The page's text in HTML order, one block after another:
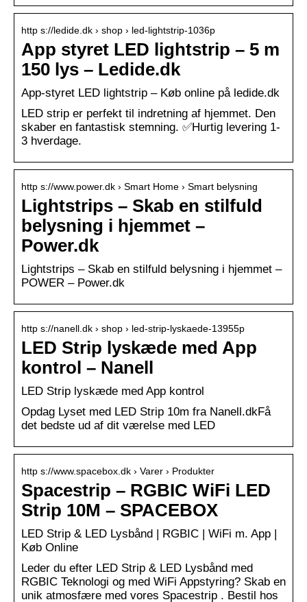
http s://ledide.dk › shop › led-lightstrip-1036p
App styret LED lightstrip – 5 m
150 lys – Ledide.dk
App-styret LED lightstrip – Køb online på ledide.dk
LED strip er perfekt til indretning af hjemmet. Den
skaber en fantastisk stemning. ✅Hurtig levering 1-
3 hverdage.
http s://www.power.dk › Smart Home › Smart belysning
Lightstrips – Skab en stilfuld
belysning i hjemmet –
Power.dk
Lightstrips – Skab en stilfuld belysning i hjemmet –
POWER – Power.dk
http s://nanell.dk › shop › led-strip-lyskaede-13955p
LED Strip lyskæde med App
kontrol – Nanell
LED Strip lyskæde med App kontrol
Opdag Lyset med LED Strip 10m fra Nanell.dkFå
det bedste ud af dit værelse med LED
http s://www.spacebox.dk › Varer › Produkter
Spacestrip – RGBIC WiFi LED
Strip 10M – SPACEBOX
LED Strip & LED Lysbånd | RGBIC | WiFi m. App |
Køb Online
Leder du efter LED Strip & LED Lysbånd med
RGBIC Teknologi og med WiFi Appstyring? Skab en
unik atmosfære med vores Spacestrip . Bestil hos